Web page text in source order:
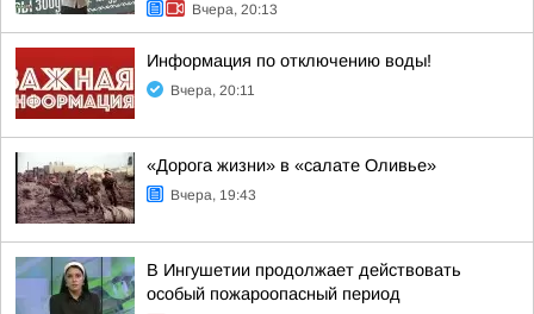
Вчера, 20:13
Информация по отключению воды!
Вчера, 20:11
«Дорога жизни» в «салате Оливье»
Вчера, 19:43
В Ингушетии продолжает действовать
особый пожароопасный период